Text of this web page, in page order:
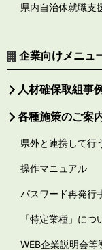
県内自治体就職支
企業向けメニュ
人材確保取組事
各種施策のご案
県外と連携して行
操作マニュアル
パスワード再発行
「特定業種」につ
WEB企業説明会等